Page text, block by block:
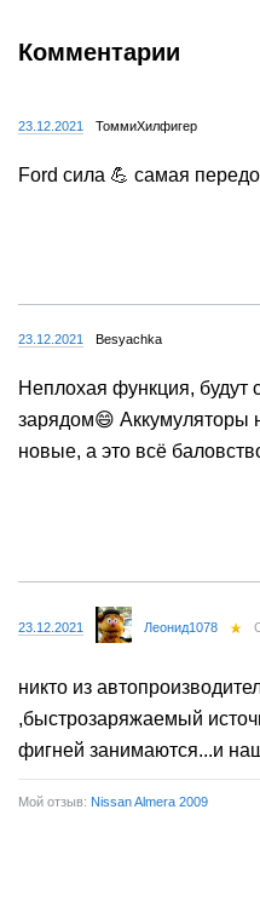
Комментарии
23.12.2021 ТоммиХилфигер
Ford сила 💪 самая
23.12.2021 Besyachka
Неплохая функция, будут
зарядом😄 Аккумуляторы
новые, а это всё
23.12.2021 Леонид1078
никто из
,быстрозаряжаемый
фигней занимаются...и
Мой отзыв: Nissan Almera 2009